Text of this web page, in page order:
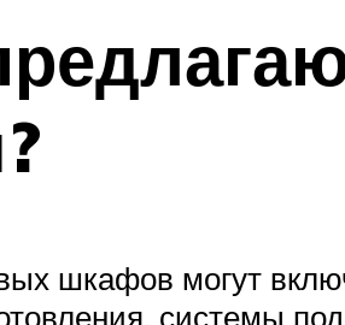
шкафов могут
системы